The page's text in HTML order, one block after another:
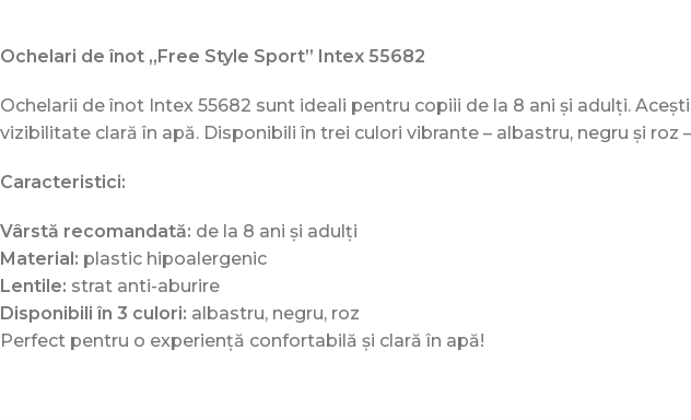
Ochelari de înot „Free Style Sport” Intex 55682
Ochelarii de înot Intex 55682 sunt ideali pentru copiii de la 8 ani și adulți.
vizibilitate clară în apă. Disponibili în trei culori vibrante – albastru, negru și
Caracteristici:
Vârstă recomandată: de la 8 ani și adulți
Material: plastic hipoalergenic
Lentile: strat anti-aburire
Disponibili în 3 culori: albastru, negru, roz
Perfect pentru o experiență confortabilă și clară în apă!